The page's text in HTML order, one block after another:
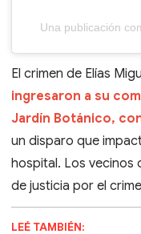
Una publicación
El crimen de Elías
ingresaron a su
Jardín Botánico,
un disparo que
hospital. Los vecinos
de justicia por el
LEÉ TAMBIÉN: